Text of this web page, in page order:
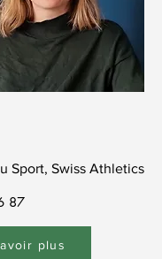
Sport, Swiss Athletics
87
plus